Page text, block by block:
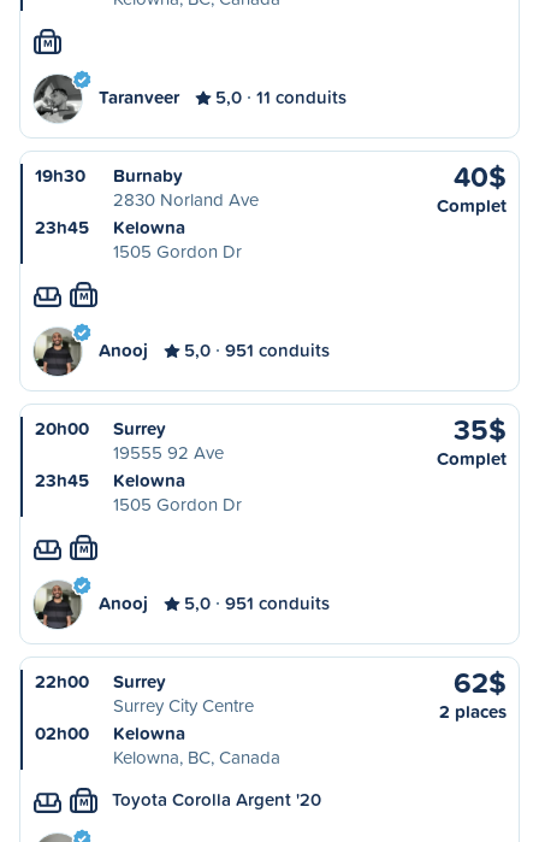
M
Taranveer 5,0 11 conduits
19h30
Burnaby
2830 Norland Ave
23h45
Kelowna
1505 Gordon Dr
40$
Complet
M
Anooj 5,0 951 conduits
20h00
Surrey
19555 92 Ave
23h45
Kelowna
1505 Gordon Dr
35$
Complet
M
Anooj 5,0 951 conduits
22h00
Surrey
Surrey City Centre
02h00
Kelowna
Kelowna, BC, Canada
62$
2 places
M Toyota Corolla Argent '20